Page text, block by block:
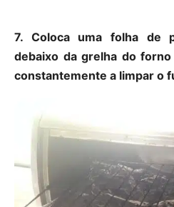
7. Coloca uma folha de
debaixo da grelha do
constantemente a limpar o